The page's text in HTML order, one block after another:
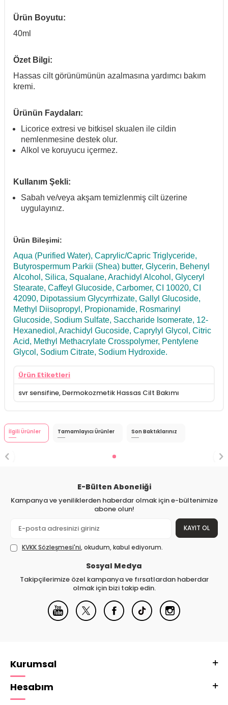
Ürün Boyutu:
40ml
Özet Bilgi:
Hassas cilt görünümünün azalmasına yardımcı bakım
kremi.
Ürünün Faydaları:
Licorice extresi ve bitkisel skualen ile cildin
nemlenmesine destek olur.
Alkol ve koruyucu içermez.
Kullanım Şekli:
Sabah ve/veya akşam temizlenmiş cilt üzerine
uygulayınız.
Ürün Bileşimi:
Aqua (Purified Water), Caprylic/Capric Triglyceride,
Butyrospermum Parkii (Shea) butter, Glycerin, Behenyl
Alcohol, Silica, Squalane, Arachidyl Alcohol, Glyceryl
Stearate, Caffeyl Glucoside, Carbomer, CI 10020, CI
42090, Dipotassium Glycyrrhizate, Gallyl Glucoside,
Methyl Diisopropyl, Propionamide, Rosmarinyl
Glucoside, Sodium Sulfate, Saccharide Isomerate, 12-
Hexanediol, Arachidyl Gucoside, Caprylyl Glycol, Citric
Acid, Methyl Methacrylate Crosspolymer, Pentylene
Glycol, Sodium Citrate, Sodium Hydroxide.
Ürün Etiketleri
svr sensifine, Dermokozmetik Hassas Cilt Bakımı
İlgili Ürünler Tamamlayıcı Ürünler Son Baktıklarınız
E-Bülten Aboneliği
Kampanya ve yeniliklerden haberdar olmak için e-bültenimize
abone olun!
KAYIT OL
KVKK Sözleşmesi'ni, okudum, kabul ediyorum.
Sosyal Medya
Takipçilerimize özel kampanya ve fırsatlardan haberdar
olmak için bizi takip edin.
Kurumsal
Hesabım